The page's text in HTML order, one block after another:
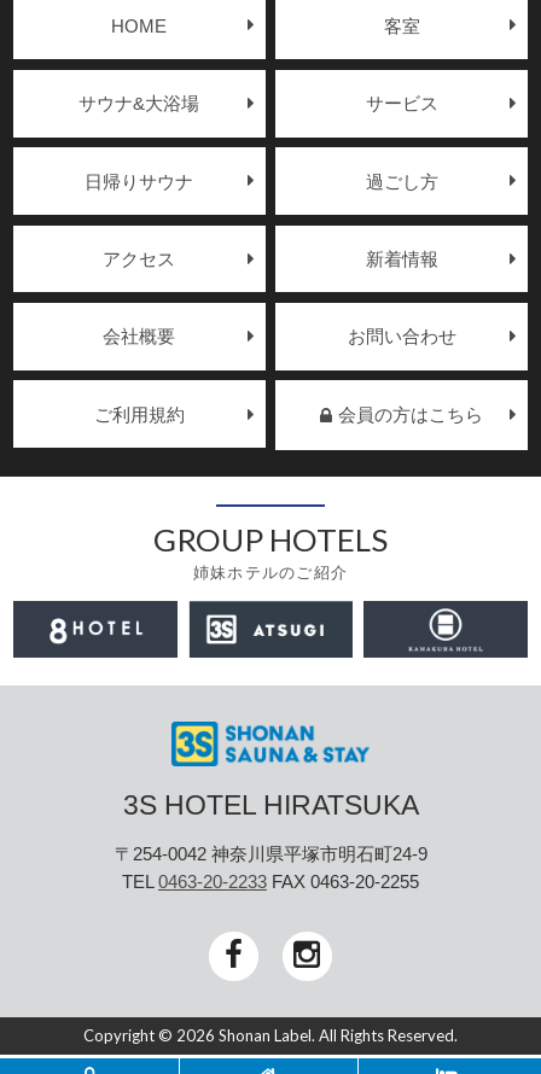
HOME 客室
サウナ&大浴場 サービス
日帰りサウナ 過ごし方
アクセス 新着情報
会社概要 お問い合わせ
ご利用規約 会員の方はこちら
GROUP HOTELS
姉妹ホテルのご紹介
3S HOTEL HIRATSUKA
〒254-0042 神奈川県平塚市明石町24-9
TEL 0463-20-2233 FAX 0463-20-2255
Copyright © 2026 Shonan Label. All Rights Reserved.